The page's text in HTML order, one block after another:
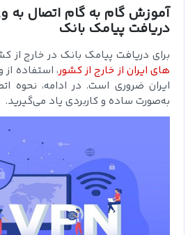
آموزش گام‌ به‌ گام اتصال به
دریافت پیامک بانک
برای دریافت پیامک بانک در خارج از
های ایران از خارج از کشور
ایران ضروری است. در ادامه، نحوه
به‌صورت ساده و کاربردی یاد می‌گیرید.